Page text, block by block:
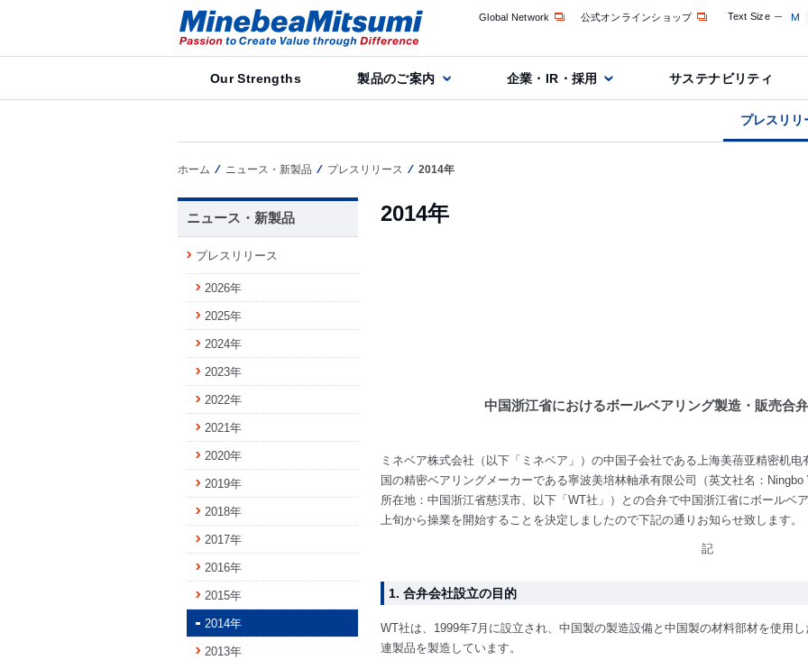
Global Network 公式オンラインショップ Text Size M
Our Strengths 製品のご案内 企業・IR・採用 サステナビリティ
プレスリリ
ホーム ニュース・新製品 プレスリリース 2014年
2014年
中国浙江省におけるボールベアリング製造・販売合
ミネベア株式会社（以下「ミネベア」）の中国子会社である上海美蓓亚精密机
国の精密ベアリングメーカーである寧波美培林軸承有限公司（英文社名：
所在地：中国浙江省慈渓市、以下「WT社」）との合弁で中国浙江省にボールベ
上旬から操業を開始することを決定しましたので下記の通りお知らせ致します。
記
1. 合弁会社設立の目的
WT社は、1999年7月に設立され、中国製の製造設備と中国製の材料部材を使用
連製品を製造しています。
ニュース・新製品
プレスリリース
2026年
2025年
2024年
2023年
2022年
2021年
2020年
2019年
2018年
2017年
2016年
2015年
2014年
2013年